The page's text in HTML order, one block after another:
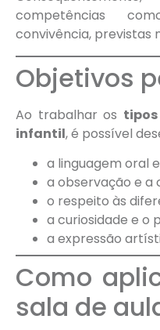
competências
convivência, previstas
Objetivos
Ao trabalhar os
infantil, é possível
a linguagem oral
a observação e a
o respeito às
a curiosidade e o
a expressão
Como
sala de